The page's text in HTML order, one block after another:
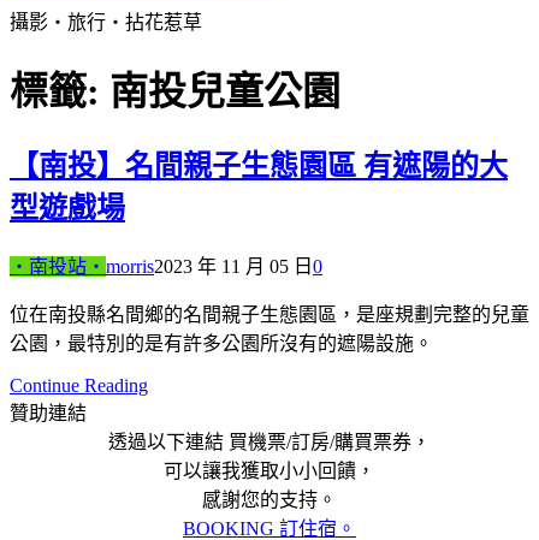
攝影‧旅行‧拈花惹草
標籤: 南投兒童公園
【南投】名間親子生態園區 有遮陽的大
型遊戲場
‧南投站‧ morris2023 年 11 月 05 日 0
位在南投縣名間鄉的名間親子生態園區，是座規劃完整的兒童
公園，最特別的是有許多公園所沒有的遮陽設施。
Continue Reading
贊助連結
透過以下連結 買機票/訂房/購買票券，
可以讓我獲取小小回饋，
感謝您的支持。
BOOKING 訂住宿。